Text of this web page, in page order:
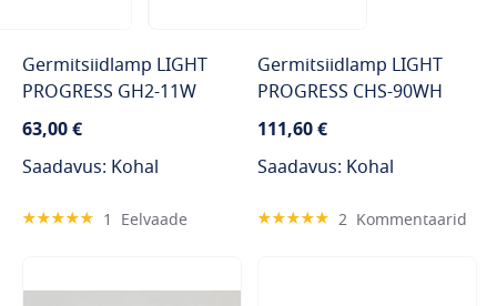
Germitsiidlamp LIGHT
PROGRESS GH2-11W
63,00 €
Saadavus: Kohal
Hinnang: 1 Eelvaade
Germitsiidlamp LIGHT
PROGRESS CHS-90WH
111,60 €
Saadavus: Kohal
Hinnang: 2 Kommentaarid